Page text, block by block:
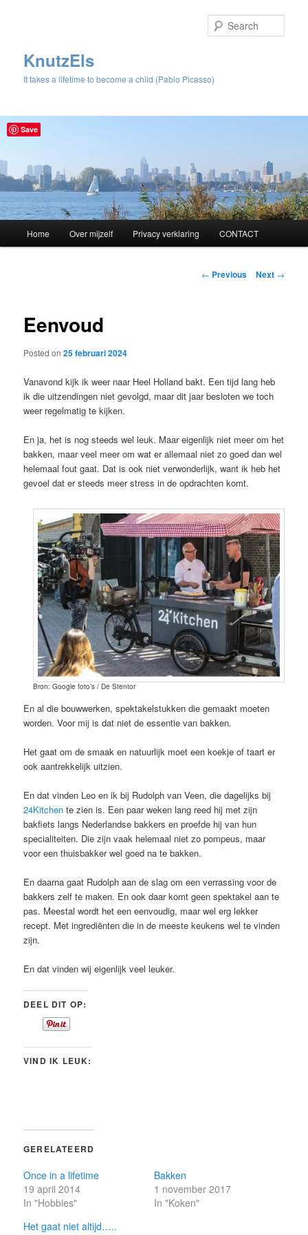
KnutzEls
It takes a lifetime to become a child (Pablo Picasso)
Skip
content
Home Over mijzelf Privacy verklaring CONTACT
Post
← Previous Next →
Eenvoud
Posted on25 februari 2024
Vanavond kijk ik weer naar Heel Holland bakt. Een tijd lang heb
ik die uitzendingen niet gevolgd, maar dit jaar besloten we toch
weer regelmatig te kijken.
En ja, het is nog steeds wel leuk. Maar eigenlijk niet meer om het
bakken, maar veel meer om wat er allemaal niet zo goed dan wel
helemaal fout gaat. Dat is ook niet verwonderlijk, want ik heb het
gevoel dat er steeds meer stress in de opdrachten komt.
Bron: Google foto’s / De Stentor
En al die bouwwerken, spektakelstukken die gemaakt moeten
worden. Voor mij is dat niet de essentie van bakken.
Het gaat om de smaak en natuurlijk moet een koekje of taart er
ook aantrekkelijk uitzien.
En dat vinden Leo en ik bij Rudolph van Veen, die dagelijks bij
24Kitchen te zien is. Een paar weken lang reed hij met zijn
bakfiets langs Nederlandse bakkers en proefde hij van hun
specialiteiten. Die zijn vaak helemaal niet zo pompeus, maar
voor een thuisbakker wel goed na te bakken.
En daarna gaat Rudolph aan de slag om een verrassing voor de
bakkers zelf te maken. En ook daar komt geen spektakel aan te
pas. Meestal wordt het een eenvoudig, maar wel erg lekker
recept. Met ingrediënten die in de meeste keukens wel te vinden
zijn.
En dat vinden wij eigenlijk veel leuker.
DEEL DIT OP:
VIND IK LEUK:
GERELATEERD
Once in a lifetime
19 april 2014
In "Hobbies"
Bakken
1 november 2017
In "Koken"
Het gaat niet altijd…..
Save